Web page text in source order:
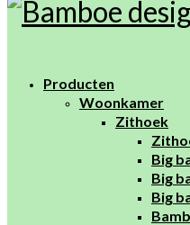
Producten
Woonkamer
Zithoek
Big
Big
Big